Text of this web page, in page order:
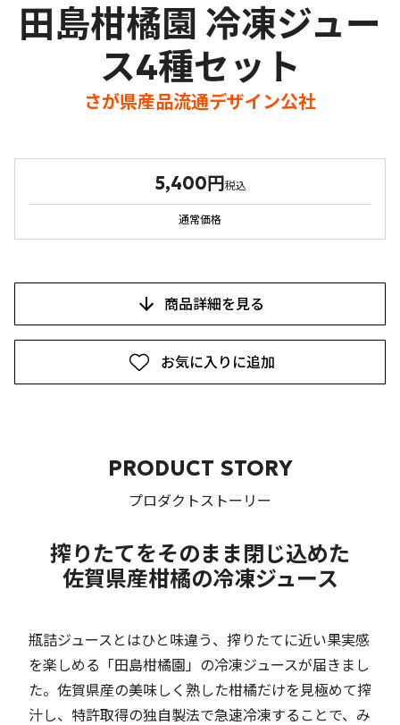
田島柑橘園 冷凍ジュー
ス4種セット
さが県産品流通デザイン公社
5,400円税込
通常価格
お気に入りに追加
商品詳細を見る
PRODUCT STORY
プロダクトストーリー
搾りたてをそのまま閉じ込めた
佐賀県産柑橘の冷凍ジュース
瓶詰ジュースとはひと味違う、搾りたてに近い果実感
を楽しめる「田島柑橘園」の冷凍ジュースが届きまし
た。佐賀県産の美味しく熟した柑橘だけを見極めて搾
汁し、特許取得の独自製法で急速冷凍することで、み